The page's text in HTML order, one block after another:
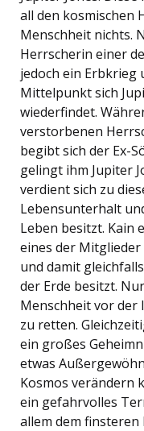
all den kosmischen
Menschheit nichts.
Herrscherin einer
jedoch ein Erbkrieg
Mittelpunkt sich
wiederfindet.
verstorbenen
begibt sich der Ex-
gelingt ihm Jupiter
verdient sich zu
Lebensunterhalt
Leben besitzt. Kain
eines der
und damit
der Erde besitzt.
Menschheit vor
zu retten.
ein großes
etwas
Kosmos verändern
ein gefahrvolles
allem dem finsteren